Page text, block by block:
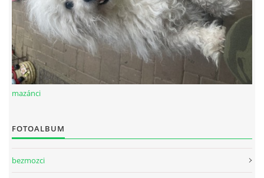
mazánci
FOTOALBUM
bezmozci